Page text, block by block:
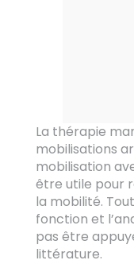
La thérapie
mobilisations
mobilisation
être utile pour
la mobilité.
fonction et
pas être
littérature.